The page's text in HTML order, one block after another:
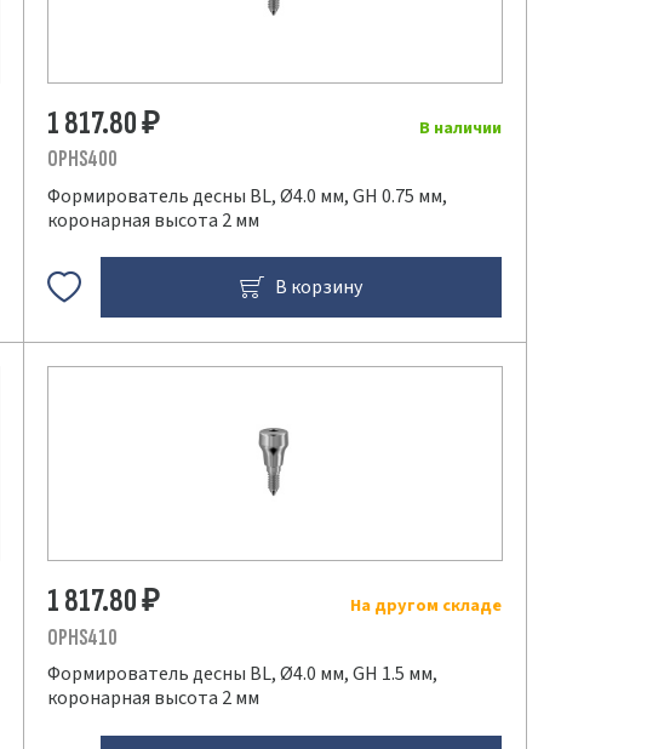
В наличии
1 817.80₽
OPHS400
Формирователь десны BL, Ø4.0 мм, GH 0.75 мм,
коронарная высота 2 мм
В корзину
На другом складе
1 817.80₽
OPHS410
Формирователь десны BL, Ø4.0 мм, GH 1.5 мм,
коронарная высота 2 мм